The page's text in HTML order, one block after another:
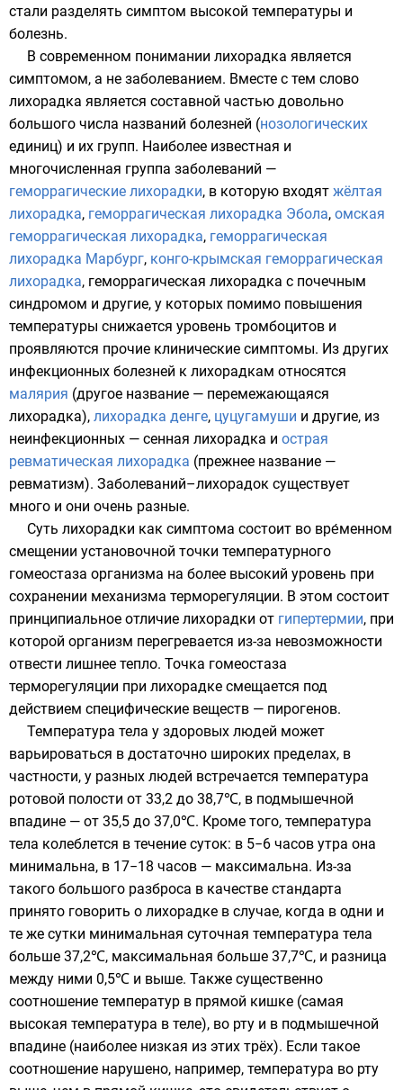
стали разделять симптом высокой температуры и
болезнь.
В современном понимании лихорадка является
симптомом, а не заболеванием. Вместе с тем слово
лихорадка является составной частью довольно
большого числа названий болезней (нозологических
единиц) и их групп. Наиболее известная и
многочисленная группа заболеваний —
геморрагические лихорадки, в которую входят жёлтая
лихорадка, геморрагическая лихорадка Эбола, омская
геморрагическая лихорадка, геморрагическая
лихорадка Марбург, конго-крымская геморрагическая
лихорадка, геморрагическая лихорадка с почечным
синдромом и другие, у которых помимо повышения
температуры снижается уровень тромбоцитов и
проявляются прочие клинические симптомы. Из других
инфекционных болезней к лихорадкам относятся
малярия (другое название — перемежающаяся
лихорадка), лихорадка денге, цуцугамуши и другие, из
неинфекционных — сенная лихорадка и острая
ревматическая лихорадка (прежнее название —
ревматизм). Заболеваний–лихорадок существует
много и они очень разные.
Суть лихорадки как симптома состоит во вре́менном
смещении установочной точки температурного
гомеостаза организма на более высокий уровень при
сохранении механизма терморегуляции. В этом состоит
принципиальное отличие лихорадки от гипертермии, при
которой организм перегревается из-за невозможности
отвести лишнее тепло. Точка гомеостаза
терморегуляции при лихорадке смещается под
действием специфические веществ — пирогенов.
Температура тела у здоровых людей может
варьироваться в достаточно широких пределах, в
частности, у разных людей встречается температура
ротовой полости от 33,2 до 38,7℃, в подмышечной
впадине — от 35,5 до 37,0℃. Кроме того, температура
тела колеблется в течение суток: в 5−6 часов утра она
минимальна, в 17−18 часов — максимальна. Из-за
такого большого разброса в качестве стандарта
принято говорить о лихорадке в случае, когда в одни и
те же сутки минимальная суточная температура тела
больше 37,2℃, максимальная больше 37,7℃, и разница
между ними 0,5℃ и выше. Также существенно
соотношение температур в прямой кишке (самая
высокая температура в теле), во рту и в подмышечной
впадине (наиболее низкая из этих трёх). Если такое
соотношение нарушено, например, температура во рту